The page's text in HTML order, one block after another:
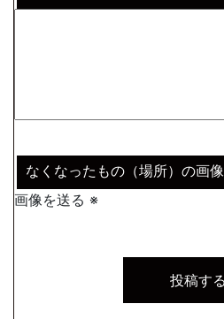
なくなったもの（場所）の画像
画像を送る ※